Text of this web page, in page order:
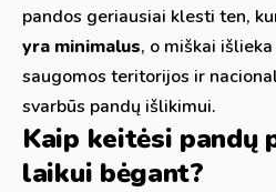
pandos geriausiai klesti ten,
yra minimalus, o miškai
saugomos teritorijos ir
svarbūs pandų išlikimui.
Kaip keitėsi pandų
laikui bėgant?